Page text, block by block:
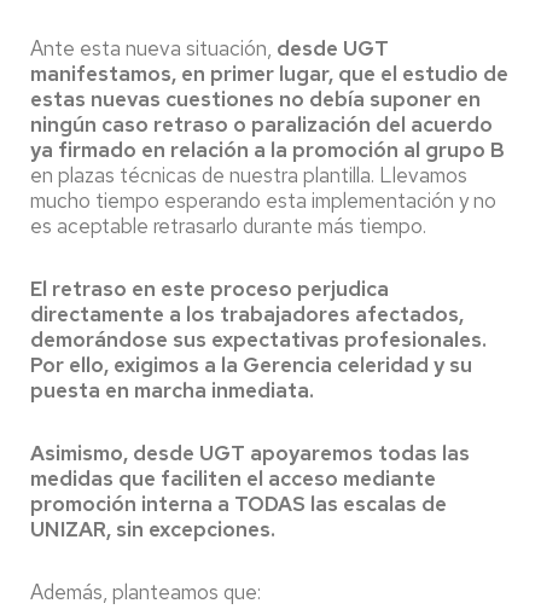
Ante esta nueva situación, desde UGT
manifestamos, en primer lugar, que el estudio de
estas nuevas cuestiones no debía suponer en
ningún caso retraso o paralización del acuerdo
ya firmado en relación a la promoción al grupo B
en plazas técnicas de nuestra plantilla. Llevamos
mucho tiempo esperando esta implementación y no
es aceptable retrasarlo durante más tiempo.
El retraso en este proceso perjudica
directamente a los trabajadores afectados,
demorándose sus expectativas profesionales.
Por ello, exigimos a la Gerencia celeridad y su
puesta en marcha inmediata.
Asimismo, desde UGT apoyaremos todas las
medidas que faciliten el acceso mediante
promoción interna a TODAS las escalas de
UNIZAR, sin excepciones.
Además, planteamos que: